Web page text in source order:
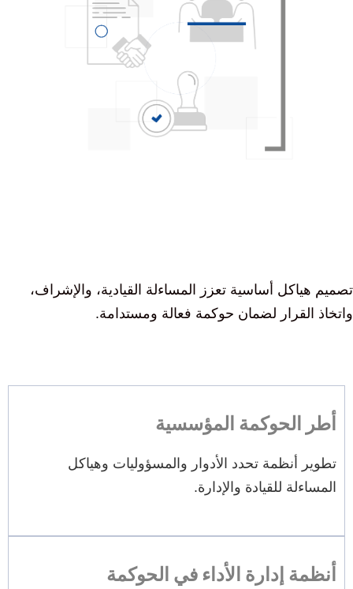
تصميم هياكل أساسية تعزز المساءلة القيادية، والإشراف،
واتخاذ القرار لضمان حوكمة فعالة ومستدامة.
أطر الحوكمة المؤسسية
تطوير أنظمة تحدد الأدوار والمسؤوليات وهياكل
المساءلة للقيادة والإدارة.
أنظمة إدارة الأداء في الحوكمة